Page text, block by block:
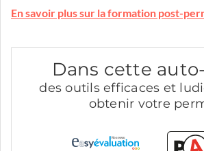
En savoir plus sur la formation post-
Dans cette
des outils efficaces et
obtenir votre